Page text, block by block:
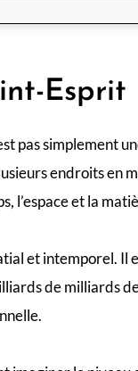
Esprit
pas simplement
endroits en
l’espace et la
et intemporel. Il
de milliards